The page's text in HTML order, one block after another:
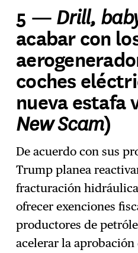
5 —Drill,
acabar con
coches
nueva estafa
New Scam)
De acuerdo con sus
Trump planea
fracturación
ofrecer exenciones
productores de
acelerar la